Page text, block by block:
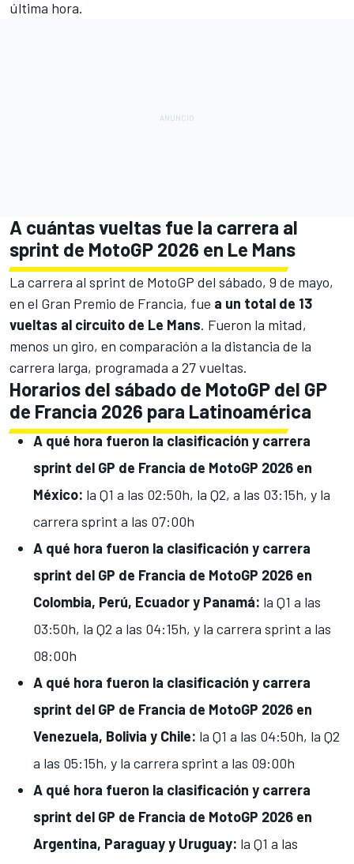
última hora.
A cuántas vueltas fue la carrera al
sprint de MotoGP 2026 en Le Mans
La carrera al sprint de MotoGP del sábado, 9 de mayo,
en el Gran Premio de Francia, fue a un total de 13
vueltas al circuito de Le Mans. Fueron la mitad,
menos un giro, en comparación a la distancia de la
carrera larga, programada a 27 vueltas.
Horarios del sábado de MotoGP del GP
de Francia 2026 para Latinoamérica
A qué hora fueron la clasificación y carrera
sprint del GP de Francia de MotoGP 2026 en
México: la Q1 a las 02:50h, la Q2, a las 03:15h, y la
carrera sprint a las 07:00h
A qué hora fueron la clasificación y carrera
sprint del GP de Francia de MotoGP 2026 en
Colombia, Perú, Ecuador y Panamá: la Q1 a las
03:50h, la Q2 a las 04:15h, y la carrera sprint a las
08:00h
A qué hora fueron la clasificación y carrera
sprint del GP de Francia de MotoGP 2026 en
Venezuela, Bolivia y Chile: la Q1 a las 04:50h, la Q2
a las 05:15h, y la carrera sprint a las 09:00h
A qué hora fueron la clasificación y carrera
sprint del GP de Francia de MotoGP 2026 en
Argentina, Paraguay y Uruguay: la Q1 a las